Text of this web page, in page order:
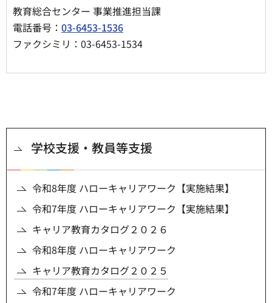
教育総合センター 事業推進担当課
電話番号： 03-6453-1536
ファクシミリ：03-6453-1534
学校支援・教員等支援
令和8年度 ハローキャリアワーク【実施結果】
令和7年度 ハローキャリアワーク【実施結果】
キャリア教育カタログ２０２６
令和8年度 ハローキャリアワーク
キャリア教育カタログ２０２５
令和7年度 ハローキャリアワーク